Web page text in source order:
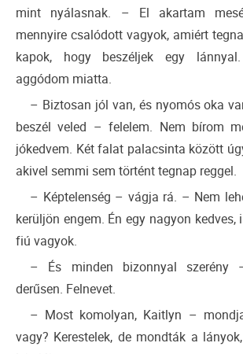
mint nyálasnak. – El akartam
mennyire csalódott vagyok, amiért
kapok, hogy beszéljek egy
aggódom miatta.
– Biztosan jól van, és nyomós oka
beszél veled – felelem. Nem bírom
jókedvem. Két falat palacsinta között
akivel semmi sem történt tegnap reggel.
– Képtelenség – vágja rá. – Nem
kerüljön engem. Én egy nagyon kedves,
fiú vagyok.
– És minden bizonnyal szerény
derűsen. Felnevet.
– Most komolyan, Kaitlyn –
vagy? Kerestelek, de mondták a